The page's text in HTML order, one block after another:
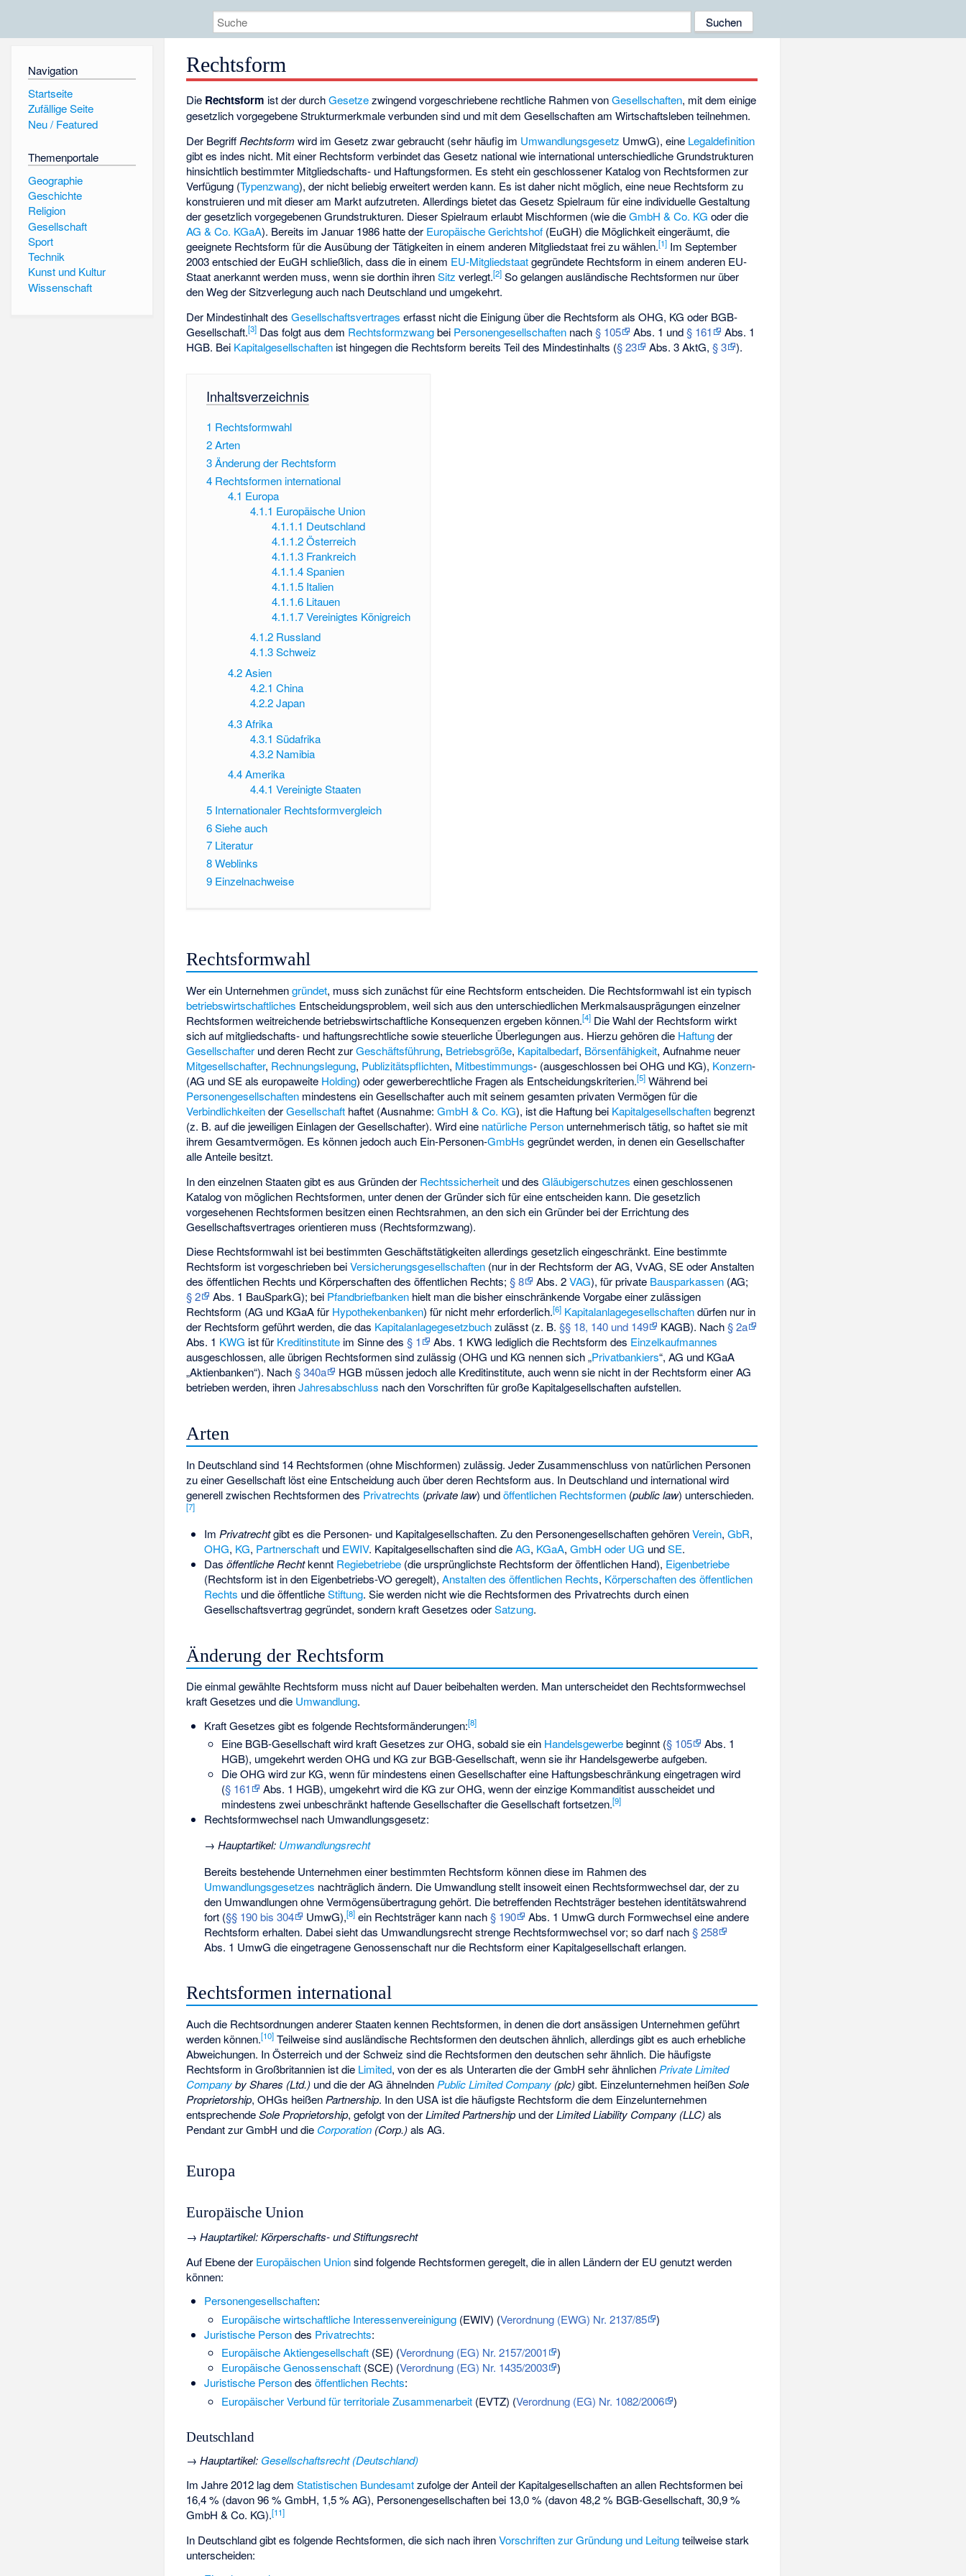
Navigation
Startseite
Zufällige Seite
Neu / Featured
Themenportale
Geographie
Geschichte
Religion
Gesellschaft
Sport
Technik
Kunst und Kultur
Wissenschaft
Rechtsform
Die Rechtsform ist der durchGesetzezwingend vorgeschriebene rechtliche Rahmen vonGesellschaften, mit dem einige
gesetzlich vorgegebene Strukturmerkmale verbunden sind und mit dem Gesellschaften am Wirtschaftsleben teilnehmen.
Der Begriff Rechtsform wird im Gesetz zwar gebraucht (sehr häufig im Umwandlungsgesetz UmwG), eine Legaldefinition
gibt es indes nicht. Mit einer Rechtsform verbindet das Gesetz national wie international unterschiedliche Grundstrukturen
hinsichtlich bestimmter Mitgliedschafts- und Haftungsformen. Es steht ein geschlossener Katalog von Rechtsformen zur
Verfügung (Typenzwang), der nicht beliebig erweitert werden kann. Es ist daher nicht möglich, eine neue Rechtsform zu
konstruieren und mit dieser am Markt aufzutreten. Allerdings bietet das Gesetz Spielraum für eine individuelle Gestaltung
der gesetzlich vorgegebenen Grundstrukturen. Dieser Spielraum erlaubt Mischformen (wie dieGmbH & Co. KG oder die
AG & Co. KGaA). Bereits im Januar 1986 hatte der Europäische Gerichtshof (EuGH) die Möglichkeit eingeräumt, die
geeignete Rechtsform für die Ausübung der Tätigkeiten in einem anderen Mitgliedstaat frei zu wählen.[1] Im September
2003 entschied der EuGH schließlich, dass die in einem EU-Mitgliedstaatgegründete Rechtsform in einem anderen EU-
Staat anerkannt werden muss, wenn sie dorthin ihrenSitz verlegt.[2] So gelangen ausländische Rechtsformen nur über
den Weg der Sitzverlegung auch nach Deutschland und umgekehrt.
Der Mindestinhalt desGesellschaftsvertrages erfasst nicht die Einigung über die Rechtsform als OHG, KG oder BGB-
Gesellschaft.[3] Das folgt aus dem Rechtsformzwangbei Personengesellschaften nach§ 105 Abs. 1 und§ 161
Abs. 1
HGB. Bei Kapitalgesellschaften ist hingegen die Rechtsform bereits Teil des Mindestinhalts (§ 23 Abs. 3 AktG,§ 3 ).
Inhaltsverzeichnis
1 Rechtsformwahl
2Arten
3Änderung der Rechtsform
4 Rechtsformen international
4.1 Europa
4.1.1 Europäische Union
4.1.1.1 Deutschland
4.1.1.2Österreich
4.1.1.3 Frankreich
4.1.1.4Spanien
4.1.1.5 Italien
4.1.1.6 Litauen
4.1.1.7Vereinigtes Königreich
4.1.2 Russland
4.1.3 Schweiz
4.2 Asien
4.2.1 China
4.2.2 Japan
4.3 Afrika
4.3.1 Südafrika
4.3.2 Namibia
4.4 Amerika
4.4.1 Vereinigte Staaten
5 Internationaler Rechtsformvergleich
6Siehe auch
7 Literatur
8Weblinks
9 Einzelnachweise
Rechtsformwahl
Wer ein Unternehmengründet, muss sich zunächst für eine Rechtsform entscheiden. Die Rechtsformwahl ist ein typisch
betriebswirtschaftliches Entscheidungsproblem, weil sich aus den unterschiedlichen Merkmalsausprägungen einzelner
Rechtsformen weitreichende betriebswirtschaftliche Konsequenzen ergeben können.[4] Die Wahl der Rechtsform wirkt
sich auf mitgliedschafts- und haftungsrechtliche sowie steuerliche Überlegungen aus. Hierzu gehören die Haftungder
Gesellschafter und deren Recht zurGeschäftsführung, Betriebsgröße, Kapitalbedarf, Börsenfähigkeit, Aufnahme neuer
Mitgesellschafter, Rechnungslegung, Publizitätspflichten, Mitbestimmungs- (ausgeschlossen bei OHG und KG), Konzern-
(AG und SE als europaweite Holding) oder gewerberechtliche Fragen als Entscheidungskriterien.[5] Während bei
Personengesellschaften mindestens ein Gesellschafter auch mit seinem gesamten privaten Vermögen für die
VerbindlichkeitenderGesellschaft haftet (Ausnahme:GmbH & Co. KG), ist die Haftung bei Kapitalgesellschaftenbegrenzt
(z. B. auf die jeweiligen Einlagen der Gesellschafter). Wird eine natürliche Person unternehmerisch tätig, so haftet sie mit
ihrem Gesamtvermögen. Es können jedoch auch Ein-Personen-GmbHs gegründet werden, in denen ein Gesellschafter
alle Anteile besitzt.
In den einzelnen Staaten gibt es aus Gründen der Rechtssicherheit und desGläubigerschutzes einen geschlossenen
Katalog von möglichen Rechtsformen, unter denen der Gründer sich für eine entscheiden kann. Die gesetzlich
vorgesehenen Rechtsformen besitzen einen Rechtsrahmen, an den sich ein Gründer bei der Errichtung des
Gesellschaftsvertrages orientieren muss (Rechtsformzwang).
Diese Rechtsformwahl ist bei bestimmten Geschäftstätigkeiten allerdings gesetzlich eingeschränkt. Eine bestimmte
Rechtsform ist vorgeschrieben beiVersicherungsgesellschaften (nur in der Rechtsform der AG, VvAG, SE oder Anstalten
des öffentlichen Rechts und Körperschaften des öffentlichen Rechts;§ 8 Abs. 2VAG), für private Bausparkassen (AG;
§ 2
Abs. 1 BauSparkG); bei Pfandbriefbanken hielt man die bisher einschränkende Vorgabe einer zulässigen
Rechtsform (AG und KGaA für Hypothekenbanken) für nicht mehr erforderlich.[6] Kapitalanlagegesellschaftendürfen nur in
der Rechtsform geführt werden, die das Kapitalanlagegesetzbuchzulässt (z. B.§§ 18, 140 und 149 KAGB). Nach§ 2a
Abs. 1 KWG ist für Kreditinstitute im Sinne des§ 1 Abs. 1 KWG lediglich die Rechtsform des Einzelkaufmannes
ausgeschlossen, alle übrigen Rechtsformen sind zulässig (OHG und KG nennen sich „Privatbankiers“, AG und KGaA
„Aktienbanken“). Nach§ 340a
HGB müssen jedoch alle Kreditinstitute, auch wenn sie nicht in der Rechtsform einer AG
betrieben werden, ihrenJahresabschluss nach den Vorschriften für große Kapitalgesellschaften aufstellen.
Arten
In Deutschland sind 14 Rechtsformen (ohne Mischformen) zulässig. Jeder Zusammenschluss von natürlichen Personen
zu einer Gesellschaft löst eine Entscheidung auch über deren Rechtsform aus. In Deutschland und international wird
generell zwischen Rechtsformen des Privatrechts (private law) undöffentlichen Rechtsformen (public law) unterschieden.
[7]
Im Privatrechtgibt es die Personen- und Kapitalgesellschaften. Zu den Personengesellschaften gehörenVerein, GbR,
OHG, KG, Partnerschaftund EWIV. Kapitalgesellschaften sind dieAG, KGaA, GmbH oder UG undSE.
Das öffentliche Rechtkennt Regiebetriebe(die ursprünglichste Rechtsform der öffentlichen Hand), Eigenbetriebe
(Rechtsform ist in den Eigenbetriebs-VO geregelt), Anstalten des öffentlichen Rechts, Körperschaften des öffentlichen
Rechts und die öffentlicheStiftung. Sie werden nicht wie die Rechtsformen des Privatrechts durch einen
Gesellschaftsvertrag gegründet, sondern kraft Gesetzes oderSatzung.
Änderung der Rechtsform
Die einmal gewählte Rechtsform muss nicht auf Dauer beibehalten werden. Man unterscheidet den Rechtsformwechsel
kraft Gesetzes und die Umwandlung.
Kraft Gesetzes gibt es folgende Rechtsformänderungen:[8]
Eine BGB-Gesellschaft wird kraft Gesetzes zur OHG, sobald sie ein Handelsgewerbebeginnt (§ 105
Abs. 1
HGB), umgekehrt werden OHG und KG zur BGB-Gesellschaft, wenn sie ihr Handelsgewerbe aufgeben.
Die OHG wird zur KG, wenn für mindestens einen Gesellschafter eine Haftungsbeschränkung eingetragen wird
(§ 161
Abs. 1 HGB), umgekehrt wird die KG zur OHG, wenn der einzige Kommanditist ausscheidet und
mindestens zwei unbeschränkt haftende Gesellschafter die Gesellschaft fortsetzen.[9]
Rechtsformwechsel nach Umwandlungsgesetz:
→ Hauptartikel: Umwandlungsrecht
Bereits bestehende Unternehmen einer bestimmten Rechtsform können diese im Rahmen des
Umwandlungsgesetzes nachträglich ändern. Die Umwandlung stellt insoweit einen Rechtsformwechsel dar, der zu
den Umwandlungen ohne Vermögensübertragung gehört. Die betreffenden Rechtsträger bestehen identitätswahrend
fort (§§ 190 bis 304 UmwG),[8]ein Rechtsträger kann nach§ 190
Abs. 1 UmwG durch Formwechsel eine andere
Rechtsform erhalten. Dabei sieht das Umwandlungsrecht strenge Rechtsformwechsel vor; so darf nach§ 258
Abs. 1 UmwG die eingetragene Genossenschaft nur die Rechtsform einer Kapitalgesellschaft erlangen.
Rechtsformen international
Auch die Rechtsordnungen anderer Staaten kennen Rechtsformen, in denen die dort ansässigen Unternehmen geführt
werden können.[10] Teilweise sind ausländische Rechtsformen den deutschen ähnlich, allerdings gibt es auch erhebliche
Abweichungen. In Österreich und der Schweiz sind die Rechtsformen den deutschen sehr ähnlich. Die häufigste
Rechtsform in Großbritannien ist die Limited, von der es als Unterarten die der GmbH sehr ähnlichen Private Limited
Companyby Shares (Ltd.) und die der AG ähnelnden Public Limited Company (plc)gibt. Einzelunternehmen heißenSole
Proprietorship, OHGs heißen Partnership. In den USA ist die häufigste Rechtsform die dem Einzelunternehmen
entsprechendeSole Proprietorship, gefolgt von derLimited Partnership und derLimited Liability Company (LLC)als
Pendant zur GmbH und die Corporation (Corp.)als AG.
Europa
Europäische Union
→Hauptartikel:Körperschafts- und Stiftungsrecht
Auf Ebene der Europäischen Unionsind folgende Rechtsformen geregelt, die in allen Ländern der EU genutzt werden
können:
Personengesellschaften:
Europäische wirtschaftliche Interessenvereinigung (EWIV) (Verordnung (EWG) Nr. 2137/85
)
Juristische Persondes Privatrechts:
Europäische Aktiengesellschaft (SE) (Verordnung (EG) Nr. 2157/2001
)
Europäische Genossenschaft (SCE) (Verordnung (EG) Nr. 1435/2003
)
Juristische Persondes öffentlichen Rechts:
Europäischer Verbund für territoriale Zusammenarbeit (EVTZ) (Verordnung (EG) Nr. 1082/2006 )
Deutschland
→Hauptartikel: Gesellschaftsrecht (Deutschland)
Im Jahre 2012 lag demStatistischen Bundesamtzufolge der Anteil der Kapitalgesellschaften an allen Rechtsformen bei
16,4 % (davon 96 % GmbH, 1,5 % AG), Personengesellschaften bei 13,0 % (davon 48,2 % BGB-Gesellschaft, 30,9 %
GmbH & Co. KG).[11]
In Deutschland gibt es folgende Rechtsformen, die sich nach ihrenVorschriften zur Gründung und Leitungteilweise stark
unterscheiden: